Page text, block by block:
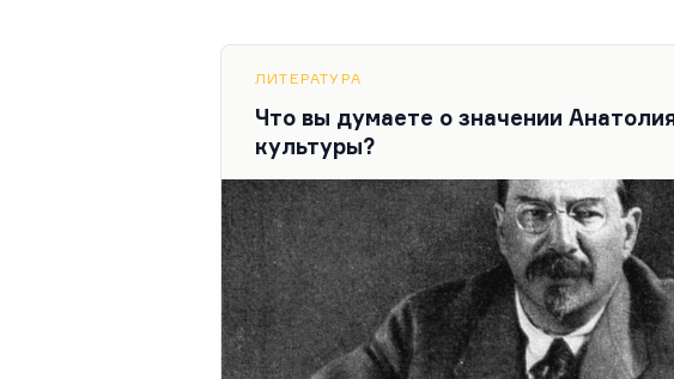
ЛИТЕРАТУРА
Что вы думаете о значении
культуры?